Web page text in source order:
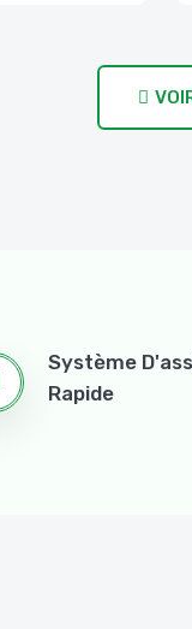
Système
Rapide